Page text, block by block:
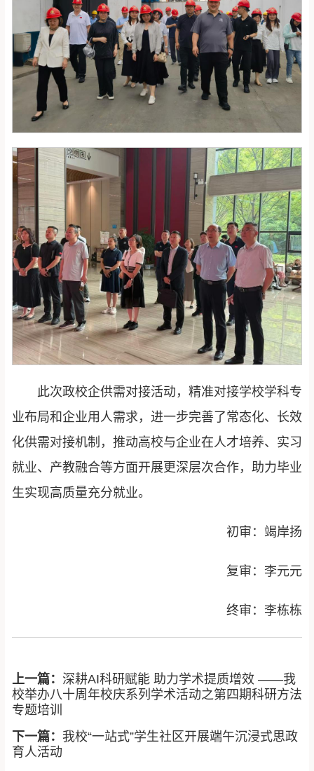
此次政校企供需对接活动，精准对接学校学科专
业布局和企业用人需求，进一步完善了常态化、长效
化供需对接机制，推动高校与企业在人才培养、实习
就业、产教融合等方面开展更深层次合作，助力毕业
生实现高质量充分就业。
初审：竭岸扬
复审：李元元
终审：李栋栋
上一篇： 深耕AI科研赋能 助力学术提质增效 ——我
校举办八十周年校庆系列学术活动之第四期科研方法
专题培训
下一篇： 我校“一站式”学生社区开展端午沉浸式思政
育人活动